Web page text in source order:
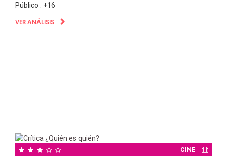
Público : +16
VER ANÁLISIS
CINE